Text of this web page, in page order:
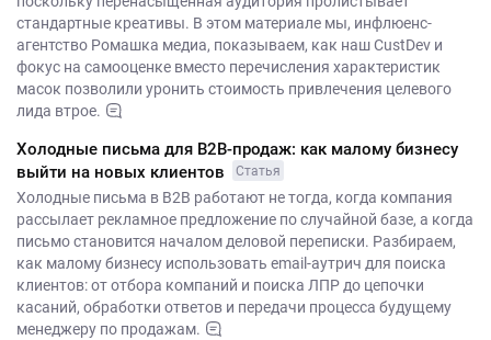
стандартные креативы. В этом материале мы, инфлюенс-
агентство Ромашка медиа, показываем, как наш CustDev и
фокус на самооценке вместо перечисления характеристик
масок позволили уронить стоимость привлечения целевого
лида втрое.
Холодные письма для B2B-продаж: как малому бизнесу
выйти на новых клиентов
Статья
Холодные письма в B2B работают не тогда, когда компания
рассылает рекламное предложение по случайной базе, а когда
письмо становится началом деловой переписки. Разбираем,
как малому бизнесу использовать email-аутрич для поиска
клиентов: от отбора компаний и поиска ЛПР до цепочки
касаний, обработки ответов и передачи процесса будущему
менеджеру по продажам.